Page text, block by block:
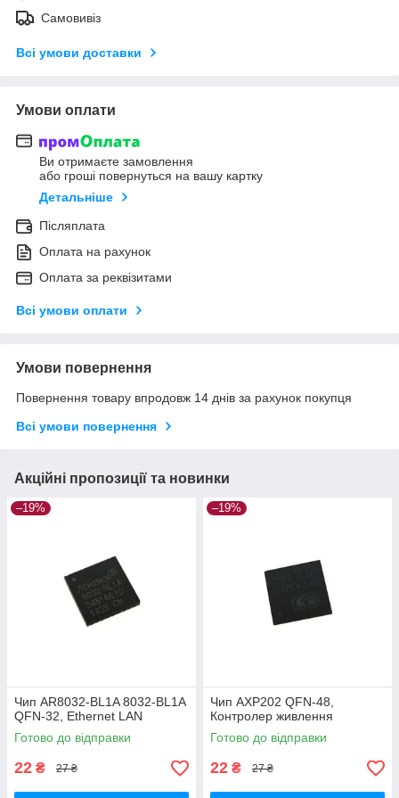
Самовивіз
Всі умови доставки
Умови оплати
Ви отримаєте замовлення
або гроші повернуться на вашу картку
Детальніше
Післяплата
Оплата на рахунок
Оплата за реквізитами
Всі умови оплати
Умови повернення
Повернення товару впродовж 14 днів за рахунок покупця
Всі умови повернення
Акційні пропозиції та новинки
–19%
Чип AR8032-BL1A 8032-BL1A
QFN-32, Ethernet LAN
Готово до відправки
22 ₴ 27 ₴
–19%
Чип AXP202 QFN-48,
Контролер живлення
Готово до відправки
22 ₴ 27 ₴